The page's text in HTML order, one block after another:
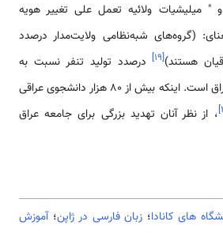
میلیشیات ولائیه تعمل علی تغییر هویه
(گروه‌های شبه‌نظامی ولایت‌مدار درصدد
هستند)[۱۹]درصدد تولید تنفر نسبت به
گسترش زبان فارسی در عراق است. اینکه بیش از 80 هزار دانشجوی عراقی
]، از نظر آنان تهدید بزرگی برای جامعه عراق
های کانادا؛ زبان فارسی در ژاپن؛آموزش